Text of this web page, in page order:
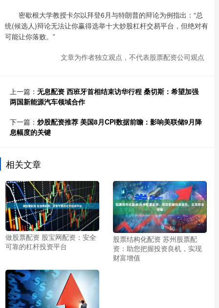
密歇根大学教授卡尔以拜登6月与特朗普的辩论为例指出：“总
统(候选人)辩论无法让你赢得选举十大炒股杠杆交易平台，但绝对有
可能让你落败。”
文章为作者独立观点，不代表股票配资公司观点
上一篇： 无息配资 西班牙首相结束访华行程 桑切斯：希望加强
两国新能源汽车领域合作
下一篇： 炒股配资推荐 美国8月CPI数据前瞻：影响美联储9月降
息幅度的关键
相关文章
做股票配资 股宝网配资：安全
可靠的杠杆投资平台
股票结构化配资 苏州股票配
资：助您把握投资良机，实现
财富增值